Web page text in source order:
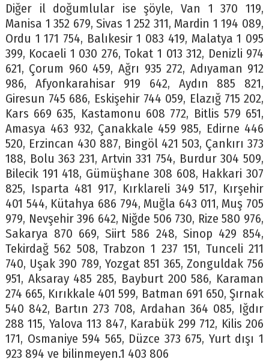
Diğer il doğumlular ise şöyle, Van 1 370 119,
Manisa 1 352 679, Sivas 1 252 311, Mardin 1 194 089,
Ordu 1 171 754, Balıkesir 1 083 419, Malatya 1 095
399, Kocaeli 1 030 276, Tokat 1 013 312, Denizli 974
621, Çorum 960 459, Ağrı 935 272, Adıyaman 912
986, Afyonkarahisar 919 642, Aydın 885 821,
Giresun 745 686, Eskişehir 744 059, Elazığ 715 202,
Kars 669 635, Kastamonu 608 772, Bitlis 579 651,
Amasya 463 932, Çanakkale 459 985, Edirne 446
520, Erzincan 430 887, Bingöl 421 503, Çankırı 373
188, Bolu 363 231, Artvin 331 754, Burdur 304 509,
Bilecik 191 418, Gümüşhane 308 608, Hakkari 307
825, Isparta 481 917, Kırklareli 349 517, Kırşehir
401 544, Kütahya 686 794, Muğla 643 011, Muş 705
979, Nevşehir 396 642, Niğde 506 730, Rize 580 976,
Sakarya 870 669, Siirt 586 248, Sinop 429 854,
Tekirdağ 562 508, Trabzon 1 237 151, Tunceli 211
740, Uşak 390 789, Yozgat 851 365, Zonguldak 756
951, Aksaray 485 285, Bayburt 200 586, Karaman
274 665, Kırıkkale 401 599, Batman 691 650, Şırnak
540 842, Bartın 273 708, Ardahan 364 085, Iğdır
288 115, Yalova 113 847, Karabük 299 712, Kilis 206
171, Osmaniye 594 565, Düzce 373 675, Yurt dışı 1
923 894 ve bilinmeyen.1 403 806